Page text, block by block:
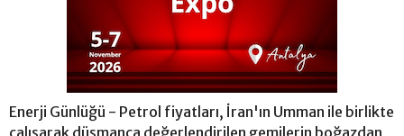
Enerji Günlüğü - Petrol fiyatları, İran'ın Umman ile birlikte
çalışarak düşmanca değerlendirilen gemilerin boğazdan